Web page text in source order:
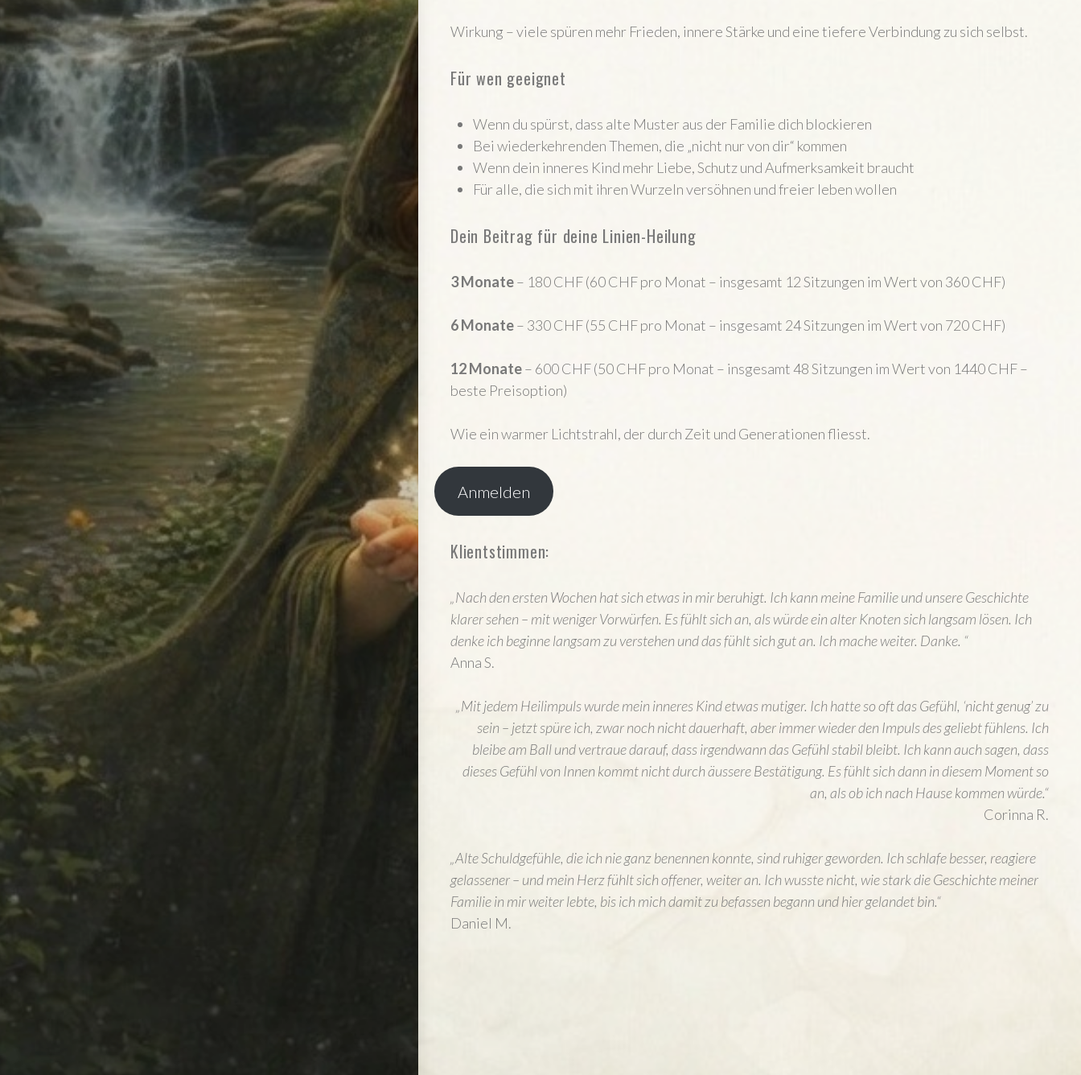
Wirkung – viele spüren mehr Frieden, innere Stärke und eine tiefere Verbindung zu sich selbst.
Für wen geeignet
Wenn du spürst, dass alte Muster aus der Familie dich blockieren
Bei wiederkehrenden Themen, die „nicht nur von dir“ kommen
Wenn dein inneres Kind mehr Liebe, Schutz und Aufmerksamkeit braucht
Für alle, die sich mit ihren Wurzeln versöhnen und freier leben wollen
Dein Beitrag für deine Linien-Heilung
3 Monate– 180 CHF (60 CHF pro Monat – insgesamt 12 Sitzungen im Wert von 360 CHF)
6 Monate– 330 CHF (55 CHF pro Monat – insgesamt 24 Sitzungen im Wert von 720 CHF)
12 Monate– 600 CHF (50 CHF pro Monat – insgesamt 48 Sitzungen im Wert von 1440 CHF –
beste Preisoption)
Wie ein warmer Lichtstrahl, der durch Zeit und Generationen fliesst.
Anmelden
Klientstimmen:
„Nach den ersten Wochen hat sich etwas in mir beruhigt. Ich kann meine Familie und unsere Geschichte
klarer sehen – mit weniger Vorwürfen. Es fühlt sich an, als würde ein alter Knoten sich langsam lösen. Ich
denke ich beginne langsam zu verstehen und das fühlt sich gut an. Ich mache weiter. Danke. “
Anna S.
„Mit jedem Heilimpuls wurde mein inneres Kind etwas mutiger. Ich hatte so oft das Gefühl, ‘nicht genug’ zu
sein – jetzt spüre ich, zwar noch nicht dauerhaft, aber immer wieder den Impuls des geliebt fühlens. Ich
bleibe am Ball und vertraue darauf, dass irgendwann das Gefühl stabil bleibt. Ich kann auch sagen, dass
dieses Gefühl von Innen kommt nicht durch äussere Bestätigung. Es fühlt sich dann in diesem Moment so
an, als ob ich nach Hause kommen würde.“
Corinna R.
„Alte Schuldgefühle, die ich nie ganz benennen konnte, sind ruhiger geworden. Ich schlafe besser, reagiere
gelassener – und mein Herz fühlt sich offener, weiter an. Ich wusste nicht, wie stark die Geschichte meiner
Familie in mir weiter lebte, bis ich mich damit zu befassen begann und hier gelandet bin.“
Daniel M.